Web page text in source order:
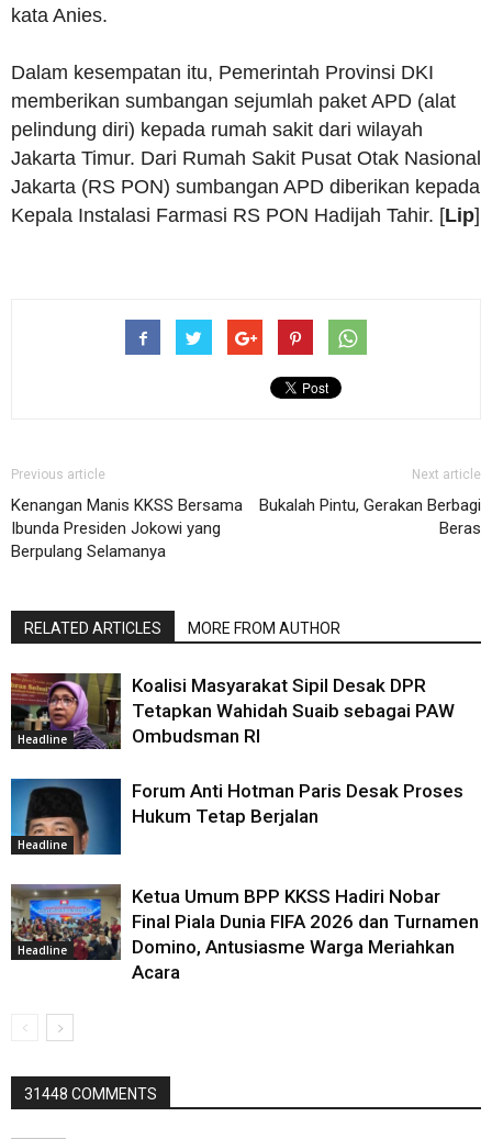
kata Anies.
Dalam kesempatan itu, Pemerintah Provinsi DKI
memberikan sumbangan sejumlah paket APD (alat
pelindung diri) kepada rumah sakit dari wilayah
Jakarta Timur. Dari Rumah Sakit Pusat Otak Nasional
Jakarta (RS PON) sumbangan APD diberikan kepada
Kepala Instalasi Farmasi RS PON Hadijah Tahir. [Lip]
Previous article
Kenangan Manis KKSS Bersama
Ibunda Presiden Jokowi yang
Berpulang Selamanya
Next article
Bukalah Pintu, Gerakan Berbagi
Beras
RELATED ARTICLES MORE FROM AUTHOR
Headline
Koalisi Masyarakat Sipil Desak DPR
Tetapkan Wahidah Suaib sebagai PAW
Ombudsman RI
Headline
Forum Anti Hotman Paris Desak Proses
Hukum Tetap Berjalan
Headline
Ketua Umum BPP KKSS Hadiri Nobar
Final Piala Dunia FIFA 2026 dan Turnamen
Domino, Antusiasme Warga Meriahkan
Acara
31448 COMMENTS